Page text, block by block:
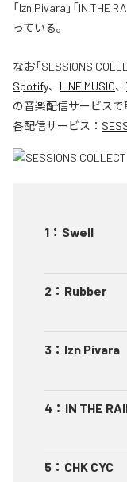
「Izn Pivara」「IN THE
っている。
なお「SESSIONS
Spotify、 LINE MUSIC、
の音楽配信サービスで
各配信サービス：
1 ： Swell
2 ： Rubber
3 ： Izn Pivara
4 ： IN THE
5 ： CHK CYC